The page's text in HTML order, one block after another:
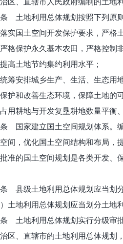
地利用总体规划按照下列原
国土空间开发保护要求，严格
保护永久基本农田，严格控制
土地节约集约利用水平；
安排城乡生产、生活、生态用
和改善生态环境，保障土地的
耕地与开发复垦耕地数量平衡
家建立国土空间规划体系。编
间，优化国土空间结构和布局，
的国土空间规划是各类开发、保
级土地利用总体规划应当划分
地利用总体规划应当划分土地
土地利用总体规划实行分级审
、直辖市的土地利用总体规划